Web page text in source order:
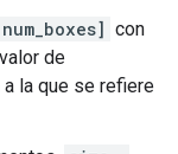
con
de
la que se refiere